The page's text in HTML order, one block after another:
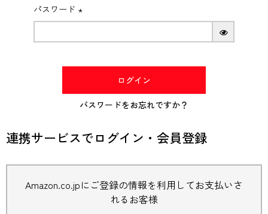
パスワード
(必
ログイン
パスワードをお忘れですか？
連携サービスでログイン・会員登録
Amazon.co.jpにご登録の情報を利用してお支払いさ
れるお客様